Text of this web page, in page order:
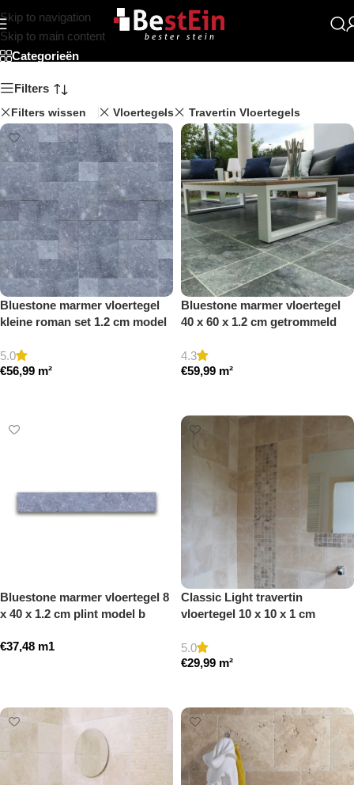
Skip to navigation
Skip to main content
Beststein
Categorieën
Filters
Filters wissen Vloertegels Travertin Vloertegels
Bluestone marmer vloertegel
kleine roman set 1.2 cm model
5.0
€56,99 m²
Bluestone marmer vloertegel
40 x 60 x 1.2 cm getrommeld
4.3
€59,99 m²
Bluestone marmer vloertegel 8
x 40 x 1.2 cm plint model b
€37,48 m1
Classic Light travertin
vloertegel 10 x 10 x 1 cm
5.0
€29,99 m²